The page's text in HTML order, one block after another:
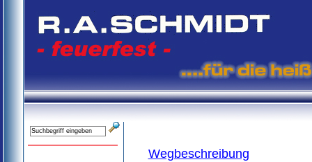
Wegbeschreibung